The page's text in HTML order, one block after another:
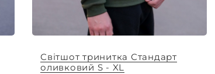
Світшот тринитка Стандарт
оливковий S - XL